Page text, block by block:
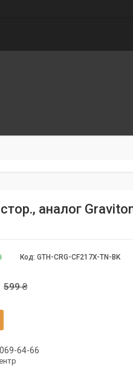
аналог
Код: GTH-CRG-CF217X-TN-BK
599 ₴
64-66